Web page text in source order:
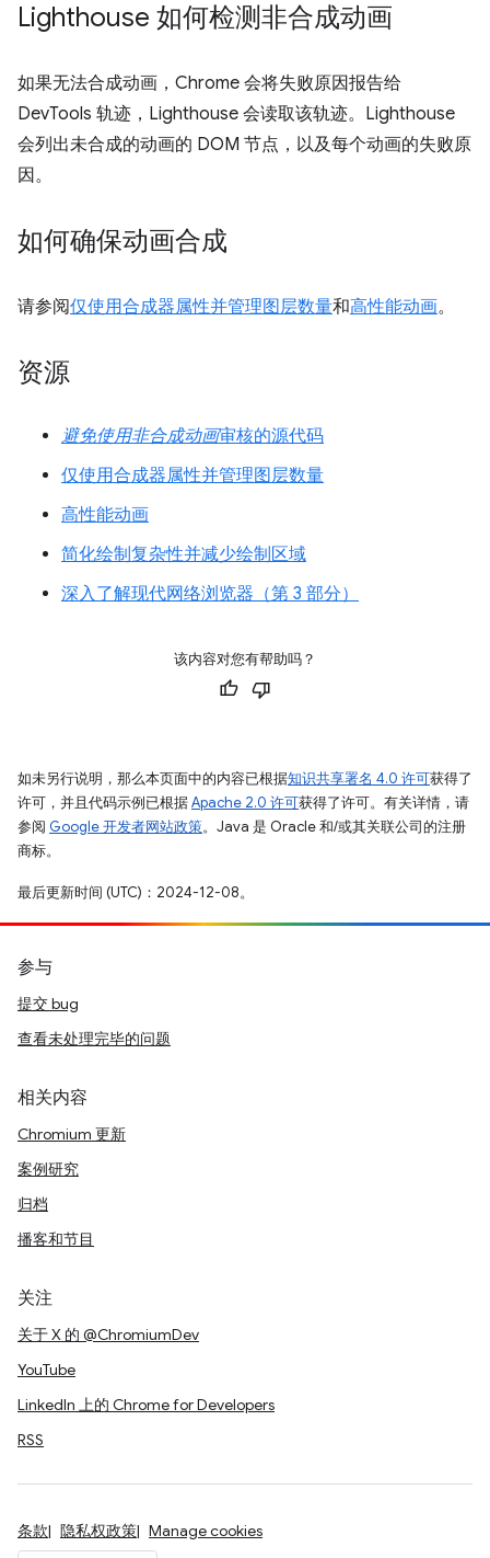
Lighthouse 如何检测非合成动画
如果无法合成动画，Chrome 会将失败原因报告给
DevTools 轨迹，Lighthouse 会读取该轨迹。Lighthouse
会列出未合成的动画的 DOM 节点，以及每个动画的失败原
因。
如何确保动画合成
请参阅仅使用合成器属性并管理图层数量和高性能动画。
资源
避免使用非合成动画审核的源代码
仅使用合成器属性并管理图层数量
高性能动画
简化绘制复杂性并减少绘制区域
深入了解现代网络浏览器（第 3 部分）
该内容对您有帮助吗？
如未另行说明，那么本页面中的内容已根据知识共享署名 4.0 许可获得了
许可，并且代码示例已根据Apache 2.0 许可获得了许可。有关详情，请
参阅 Google 开发者网站政策。Java 是 Oracle 和/或其关联公司的注册
商标。
最后更新时间 (UTC)：2024-12-08。
参与
提交 bug
查看未处理完毕的问题
相关内容
Chromium 更新
案例研究
归档
播客和节目
关注
关于 X 的 @ChromiumDev
YouTube
LinkedIn 上的 Chrome for Developers
RSS
条款 隐私权政策 Manage cookies